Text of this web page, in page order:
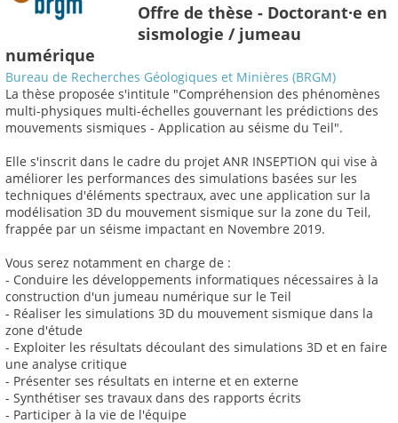
Offre de thèse - Doctorant·e en
sismologie / jumeau
numérique
Bureau de Recherches Géologiques et Minières (BRGM)
La thèse proposée s'intitule "Compréhension des phénomènes
multi-physiques multi-échelles gouvernant les prédictions des
mouvements sismiques - Application au séisme du Teil".
Elle s'inscrit dans le cadre du projet ANR INSEPTION qui vise à
améliorer les performances des simulations basées sur les
techniques d'éléments spectraux, avec une application sur la
modélisation 3D du mouvement sismique sur la zone du Teil,
frappée par un séisme impactant en Novembre 2019.
Vous serez notamment en charge de :
- Conduire les développements informatiques nécessaires à la
construction d'un jumeau numérique sur le Teil
- Réaliser les simulations 3D du mouvement sismique dans la
zone d'étude
- Exploiter les résultats découlant des simulations 3D et en faire
une analyse critique
- Présenter ses résultats en interne et en externe
- Synthétiser ses travaux dans des rapports écrits
- Participer à la vie de l'équipe